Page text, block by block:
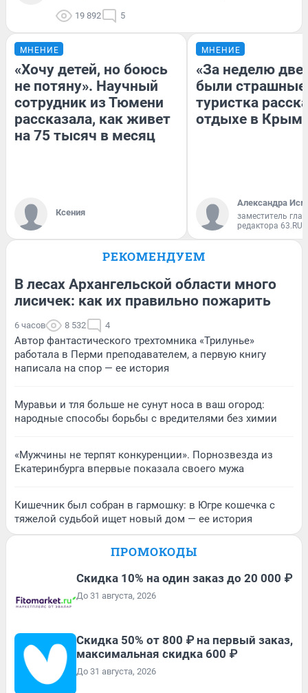
19 892 5
МНЕНИЕ
«Хочу детей, но боюсь
не потяну». Научный
сотрудник из Тюмени
рассказала, как живет
на 75 тысяч в месяц
Ксения
МНЕНИЕ
«За неделю две
были
туристка
отдыхе в
Александра
заместитель
редактора 63.RU
РЕКОМЕНДУЕМ
В лесах Архангельской области много
лисичек: как их правильно пожарить
6 часов 8 532 4
Автор фантастического трехтомника «Трилунье»
работала в Перми преподавателем, а первую книгу
написала на спор — ее история
Муравьи и тля больше не сунут носа в ваш огород:
народные способы борьбы с вредителями без химии
«Мужчины не терпят конкуренции». Порнозвезда из
Екатеринбурга впервые показала своего мужа
Кишечник был собран в гармошку: в Югре кошечка с
тяжелой судьбой ищет новый дом — ее история
ПРОМОКОДЫ
Скидка 10% на один заказ до 20 000 ₽
До 31 августа, 2026
Скидка 50% от 800 ₽ на первый заказ,
максимальная скидка 600 ₽
До 31 августа, 2026